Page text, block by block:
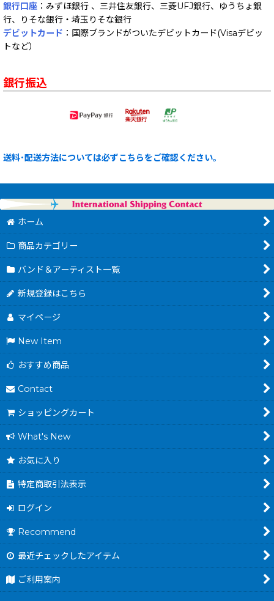
銀行口座 ：みずほ銀行 、三井住友銀行、三菱UFJ銀行、ゆうちょ銀
行、りそな銀行・埼玉りそな銀行
デビットカード ：国際ブランドがついたデビットカード(Visaデビッ
トなど）
銀行振込
送料･配送方法については必ずこちらをご確認ください。
ホーム
商品カテゴリー
バンド＆アーティスト一覧
新規登録はこちら
マイページ
New Item
おすすめ商品
Contact
ショッピングカート
What's New
お気に入り
特定商取引法表示
ログイン
Recommend
最近チェックしたアイテム
ご利用案内